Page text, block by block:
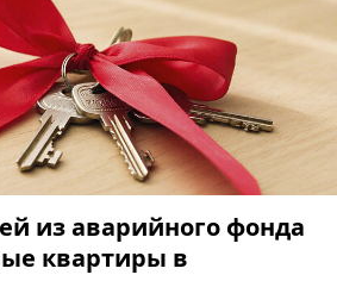
из аварийного фонда
квартиры в